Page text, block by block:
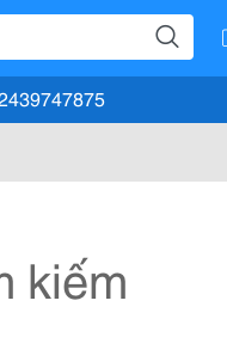
kiếm